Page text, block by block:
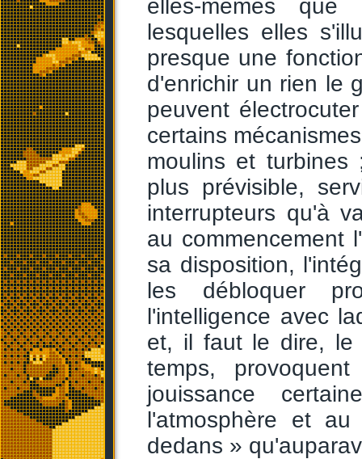
elles-mêmes
lesquelles elles
presque une
d'enrichir un rien le
peuvent
certains
moulins et
plus prévisible,
interrupteurs qu'à
au commencement
sa disposition,
les débloquer
l'intelligence avec
et, il faut le dire, le
temps,
jouissance
l'atmosphère et
dedans »